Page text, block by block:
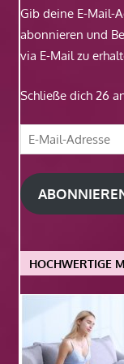
Gib deine E-Mail-
abonnieren und
via E-Mail zu
Schließe dich 26
E-
Mail-
Adresse
HOCHWERTIGE